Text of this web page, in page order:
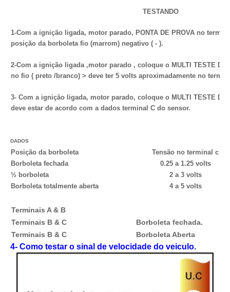
TESTANDO
1-Com a ignição ligada, motor parado, PONTA DE PROVA no
posição da borboleta fio (marrom) negativo ( - ).
2-Com a ignição ligada ,motor parado , coloque o MULTI TESTE
no fio ( preto /branco) > deve ter 5 volts aproximadamente no
3- Com a ignição ligada, motor parado, coloque o MULTI TESTE
deve estar de acordo com a dados terminal C do sensor.
DADOS
Posição da borboleta
Tensão no terminal c
Borboleta fechada
0.25 a 1.25 volts
½ borboleta
2 a 3 volts
Borboleta totalmente aberta
4 a 5 volts
Terminais A & B
Terminais B & C
Borboleta fechada.
Terminais B & C
Borboleta Aberta
4- Como testar o sinal de velocidade do veiculo.